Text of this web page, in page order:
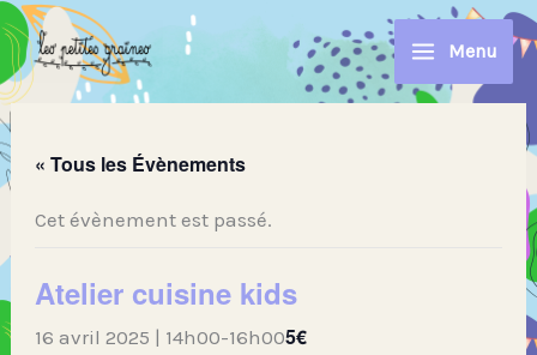
Aller
au
contenu
Menu
« Tous les Évènements
Cet évènement est passé.
Atelier cuisine kids
16 avril 2025 | 14h00-16h005€